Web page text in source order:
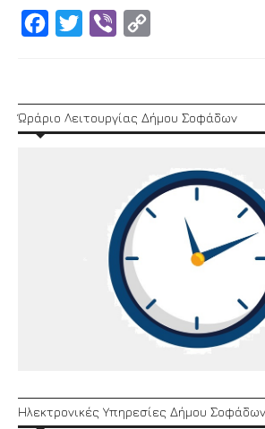
Facebook
Twitter Viber
Ώράριο Λειτουργίας Δήμου Σοφάδων
Ηλεκτρονικές Υπηρεσίες Δήμου Σοφάδων